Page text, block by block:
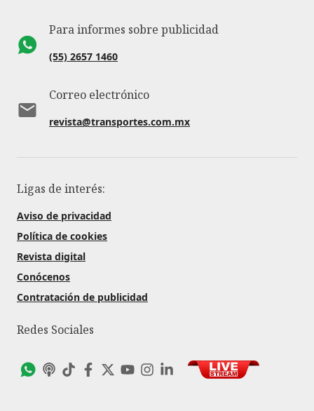
Para informes sobre publicidad
(55) 2657 1460
Correo electrónico
revista@transportes.com.mx
Ligas de interés:
Aviso de privacidad
Política de cookies
Revista digital
Conócenos
Contratación de publicidad
Redes Sociales